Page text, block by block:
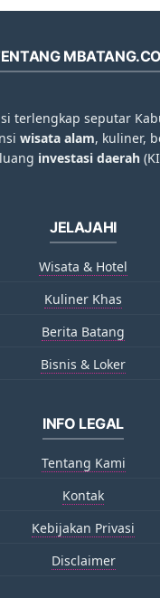
terlengkap seputar
wisata alam, kuliner,
investasi daerah
JELAJAHI
Wisata & Hotel
Kuliner Khas
Berita Batang
Bisnis & Loker
INFO LEGAL
Tentang Kami
Kontak
Kebijakan Privasi
Disclaimer